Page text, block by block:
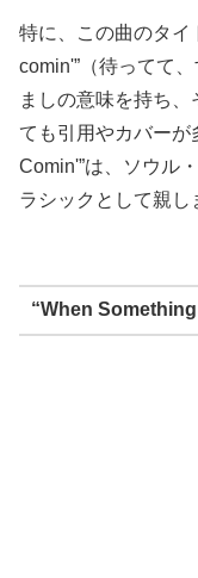
特に、この曲のタイ
comin'”（待ってて
ましの意味を持ち
ても引用やカバーが
Comin'”は、ソウル
ラシックとして親し
“When